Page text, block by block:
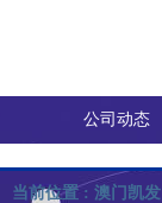
公司动态
当前位置 : 澳门凯发